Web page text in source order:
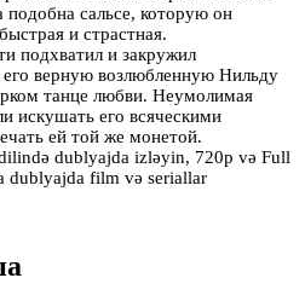
сальсе, которую он
и страстная.
подхватил и закружил
его верную возлюбленную Нильду
танце любви. Неумолимая
искушать его всяческими
ей той же монетой.
dublyajda izləyin, 720p və Full
dublyajda film və seriallar